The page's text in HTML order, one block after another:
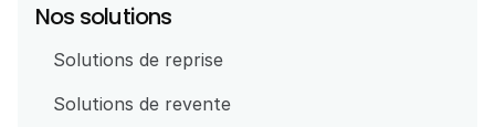
Nos solutions
Solutions de reprise
Solutions de revente